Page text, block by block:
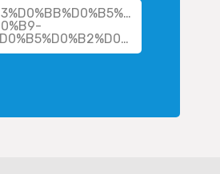
%D0%BD%D0%B8%D0%BA%D0%BE%D0%BB%D0%B0%D0%B5%D0%B2%D0%B8%D1%87/